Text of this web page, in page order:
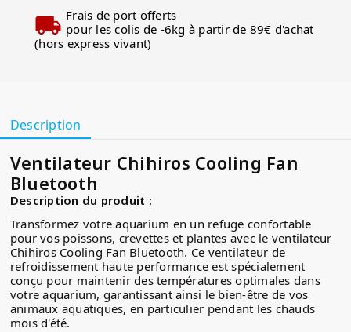
Frais de port offerts
pour les colis de -6kg à partir de 89€ d'achat
(hors express vivant)
Description
Ventilateur Chihiros Cooling Fan
Bluetooth
Description du produit :
Transformez votre aquarium en un refuge confortable
pour vos poissons, crevettes et plantes avec le ventilateur
Chihiros Cooling Fan Bluetooth. Ce ventilateur de
refroidissement haute performance est spécialement
conçu pour maintenir des températures optimales dans
votre aquarium, garantissant ainsi le bien-être de vos
animaux aquatiques, en particulier pendant les chauds
mois d'été.